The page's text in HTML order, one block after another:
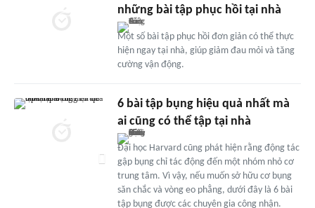
những bài tập phục hồi tại nhà
Một số bài tập phục hồi đơn giản có thể thực
hiện ngay tại nhà, giúp giảm đau mỏi và tăng
cường vận động.
6 bài tập bụng hiệu quả nhất mà
ai cũng có thể tập tại nhà
Đại học Harvard cũng phát hiện rằng động tác
gập bụng chỉ tác động đến một nhóm nhỏ cơ
trung tâm. Vì vậy, nếu muốn sở hữu cơ bụng
săn chắc và vòng eo phẳng, dưới đây là 6 bài
tập bụng được các chuyên gia công nhận.